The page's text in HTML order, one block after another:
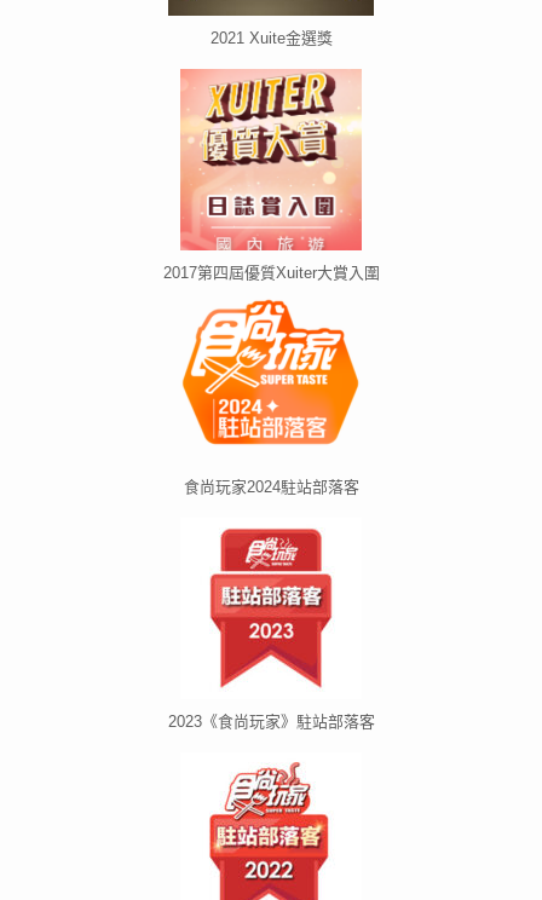
2021 Xuite金選獎
2017第四屆優質Xuiter大賞入圍
食尚玩家2024駐站部落客
2023《食尚玩家》駐站部落客